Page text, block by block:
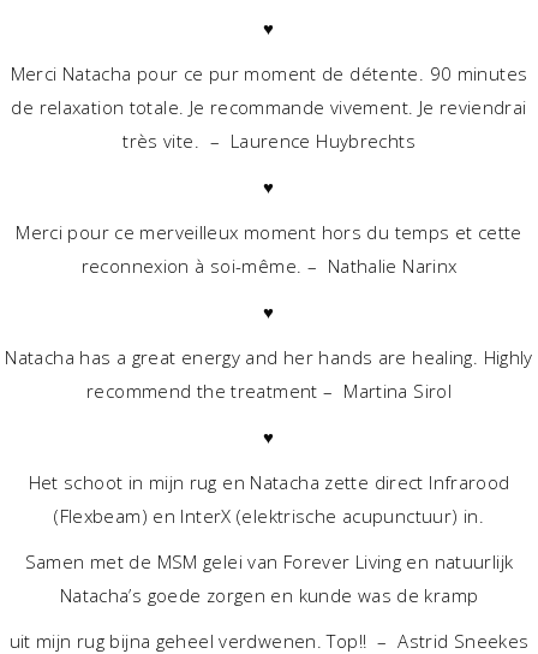
♥
Merci Natacha pour ce pur moment de détente. 90 minutes
de relaxation totale. Je recommande vivement. Je reviendrai
très vite. – Laurence Huybrechts
♥
Merci pour ce merveilleux moment hors du temps et cette
reconnexion à soi-même. – Nathalie Narinx
♥
Natacha has a great energy and her hands are healing. Highly
recommend the treatment – Martina Sirol
♥
Het schoot in mijn rug en Natacha zette direct Infrarood
(Flexbeam) en InterX (elektrische acupunctuur) in.
Samen met de MSM gelei van Forever Living en natuurlijk
Natacha’s goede zorgen en kunde was de kramp
uit mijn rug bijna geheel verdwenen. Top!! – Astrid Sneekes